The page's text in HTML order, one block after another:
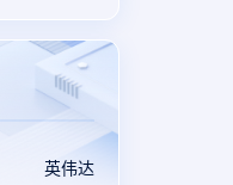
英伟达